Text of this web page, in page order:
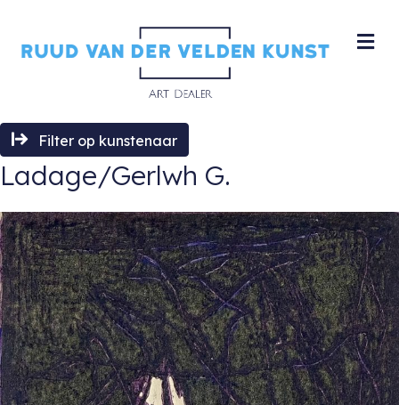
Filter op kunstenaar
Ladage/Gerlwh G.